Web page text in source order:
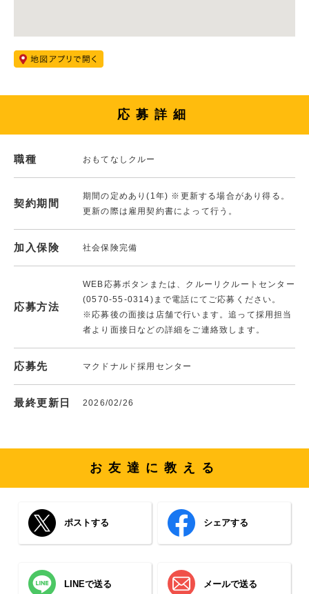
応募詳細
職種 おもてなしクルー
契約期間
期間の定めあり(1年) ※更新する場合があり得る。
更新の際は雇用契約書によって行う。
加入保険 社会保険完備
応募方法
WEB応募ボタンまたは、クルーリクルートセンター
(0570-55-0314)まで電話にてご応募ください。
※応募後の面接は店舗で行います。追って採用担当
者より面接日などの詳細をご連絡致します。
応募先 マクドナルド採用センター
最終更新日 2026/02/26
お友達に教える
ポストする シェアする
LINEで送る メールで送る